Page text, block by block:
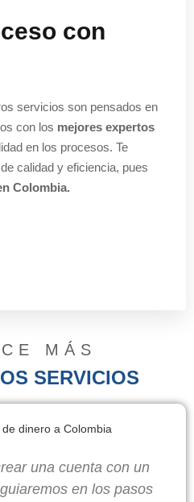
con
servicios son pensados en
con los mejores expertos
en los procesos. Te
calidad y eficiencia, pues
Colombia.
MÁS
SERVICIOS
una cuenta con un
en los pasos